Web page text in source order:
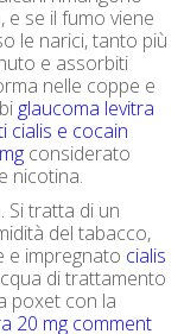
e se il fumo viene
le narici, tanto più
e assorbiti
nelle coppe e
glaucoma levitra
cialis e cocain
considerato
nicotina.
Si tratta di un
del tabacco,
e impregnato cialis
di trattamento
poxet con la
20 mg comment